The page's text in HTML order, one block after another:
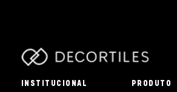
INSTITUCIONAL
PRODUTO